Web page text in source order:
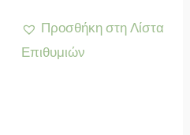
Προσθήκη στη Λίστα
Επιθυμιών